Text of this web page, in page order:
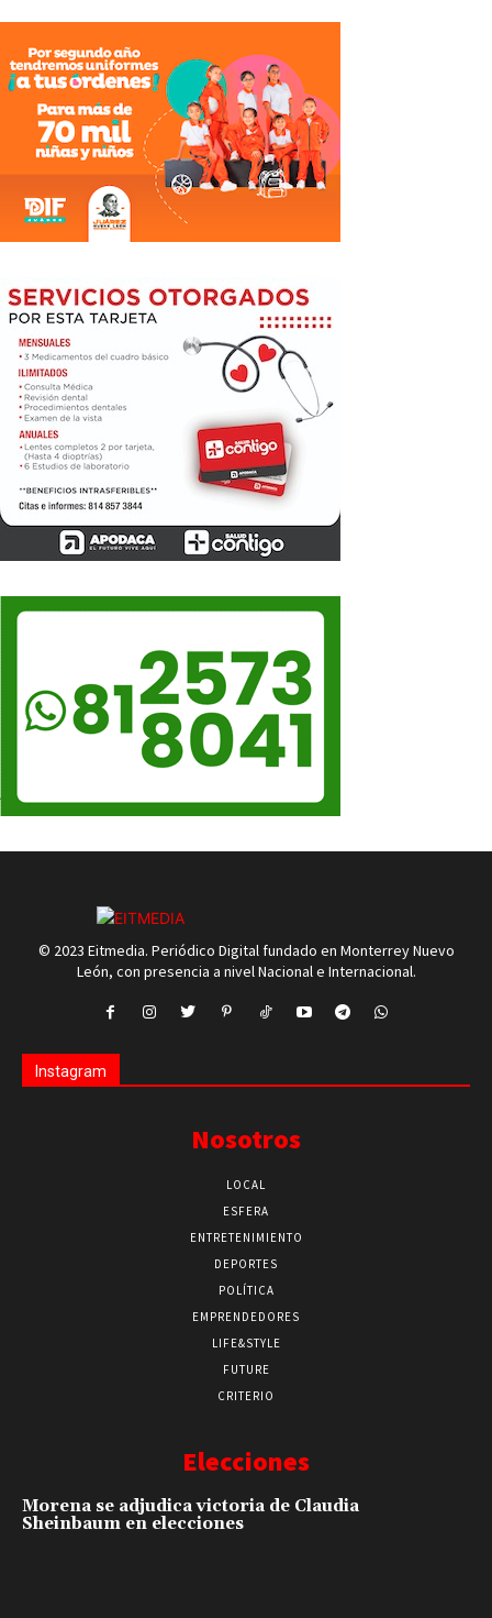
© 2023 Eitmedia. Periódico Digital fundado en Monterrey Nuevo
León, con presencia a nivel Nacional e Internacional.
Instagram
Nosotros
LOCAL
ESFERA
ENTRETENIMIENTO
DEPORTES
POLÍTICA
EMPRENDEDORES
LIFE&STYLE
FUTURE
CRITERIO
Elecciones
Morena se adjudica victoria de Claudia
Sheinbaum en elecciones